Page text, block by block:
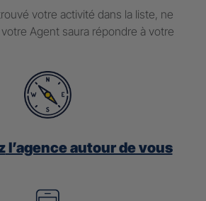
votre activité dans la liste, ne
Agent saura répondre à votre
l’agence autour de vous